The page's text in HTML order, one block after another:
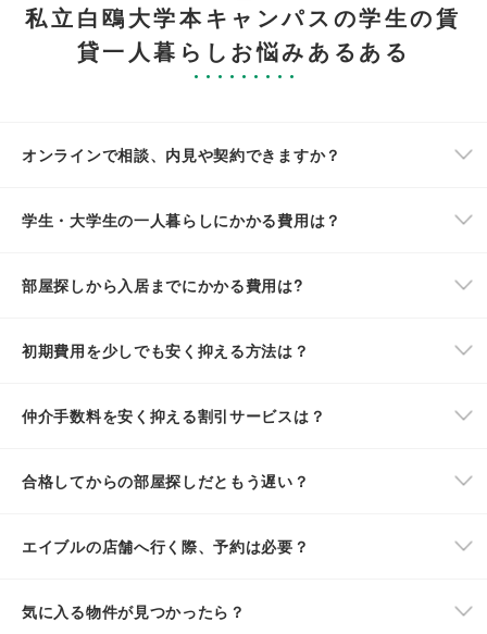
私立白鴎大学本キャンパスの学生の賃
貸一人暮らしお悩みあるある
オンラインで相談、内見や契約できますか？
学生・大学生の一人暮らしにかかる費用は？
部屋探しから入居までにかかる費用は?
初期費用を少しでも安く抑える方法は？
仲介手数料を安く抑える割引サービスは？
合格してからの部屋探しだともう遅い？
エイブルの店舗へ行く際、予約は必要？
気に入る物件が見つかったら？